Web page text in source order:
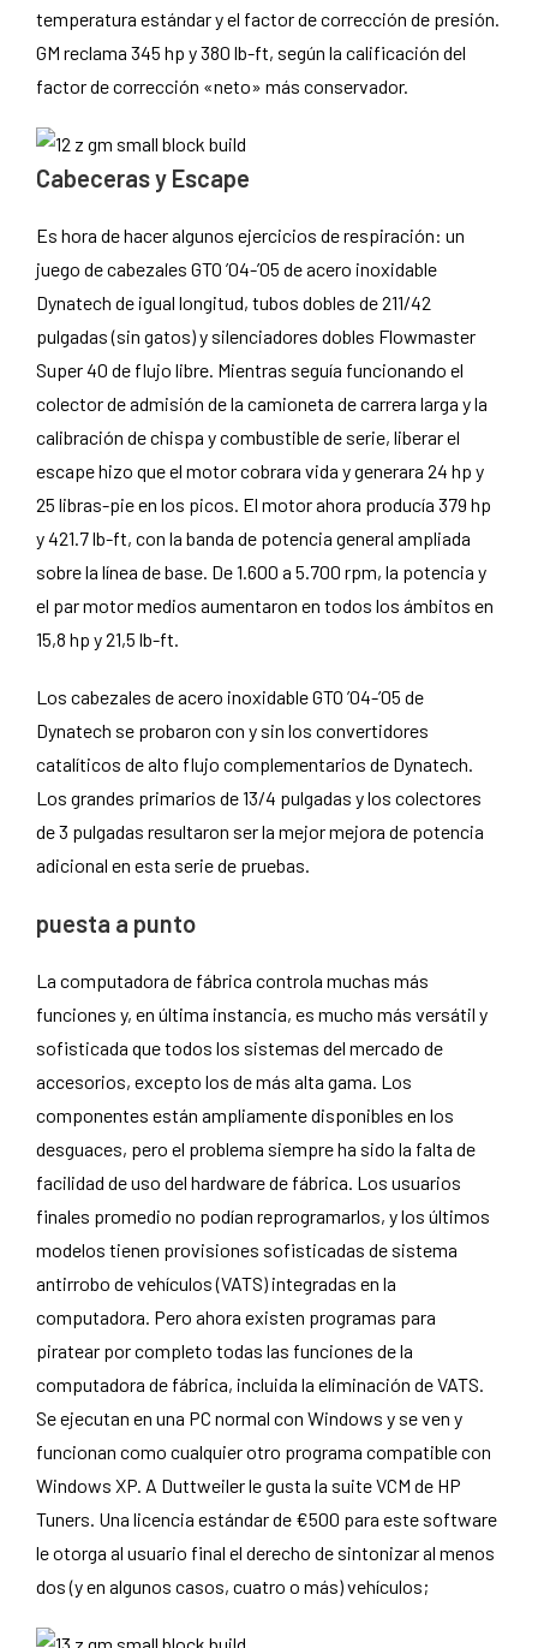
temperatura estándar y el factor de corrección de presión.
GM reclama 345 hp y 380 lb-ft, según la calificación del
factor de corrección «neto» más conservador.
Cabeceras y Escape
Es hora de hacer algunos ejercicios de respiración: un
juego de cabezales GTO ’04-’05 de acero inoxidable
Dynatech de igual longitud, tubos dobles de 211/42
pulgadas (sin gatos) y silenciadores dobles Flowmaster
Super 40 de flujo libre. Mientras seguía funcionando el
colector de admisión de la camioneta de carrera larga y la
calibración de chispa y combustible de serie, liberar el
escape hizo que el motor cobrara vida y generara 24 hp y
25 libras-pie en los picos. El motor ahora producía 379 hp
y 421.7 lb-ft, con la banda de potencia general ampliada
sobre la línea de base. De 1.600 a 5.700 rpm, la potencia y
el par motor medios aumentaron en todos los ámbitos en
15,8 hp y 21,5 lb-ft.
Los cabezales de acero inoxidable GTO ’04-’05 de
Dynatech se probaron con y sin los convertidores
catalíticos de alto flujo complementarios de Dynatech.
Los grandes primarios de 13/4 pulgadas y los colectores
de 3 pulgadas resultaron ser la mejor mejora de potencia
adicional en esta serie de pruebas.
puesta a punto
La computadora de fábrica controla muchas más
funciones y, en última instancia, es mucho más versátil y
sofisticada que todos los sistemas del mercado de
accesorios, excepto los de más alta gama. Los
componentes están ampliamente disponibles en los
desguaces, pero el problema siempre ha sido la falta de
facilidad de uso del hardware de fábrica. Los usuarios
finales promedio no podían reprogramarlos, y los últimos
modelos tienen provisiones sofisticadas de sistema
antirrobo de vehículos (VATS) integradas en la
computadora. Pero ahora existen programas para
piratear por completo todas las funciones de la
computadora de fábrica, incluida la eliminación de VATS.
Se ejecutan en una PC normal con Windows y se ven y
funcionan como cualquier otro programa compatible con
Windows XP. A Duttweiler le gusta la suite VCM de HP
Tuners. Una licencia estándar de €500 para este software
le otorga al usuario final el derecho de sintonizar al menos
dos (y en algunos casos, cuatro o más) vehículos;